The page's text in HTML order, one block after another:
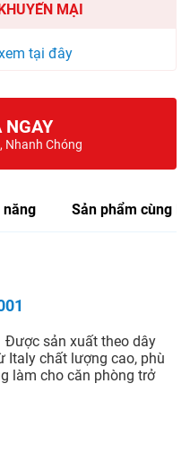
MẠI
tại đây
Nhanh Chóng
năng Sản phẩm cùng
Được sản xuất theo dây
Italy chất lượng cao, phù
làm cho căn phòng trở